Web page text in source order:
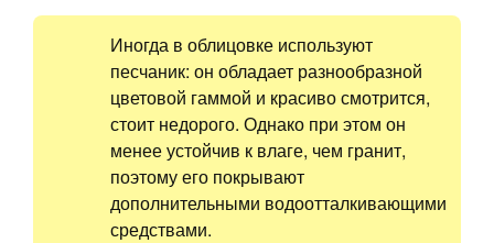
Иногда в облицовке используют
песчаник: он обладает разнообразной
цветовой гаммой и красиво смотрится,
стоит недорого. Однако при этом он
менее устойчив к влаге, чем гранит,
поэтому его покрывают
дополнительными водоотталкивающими
средствами.